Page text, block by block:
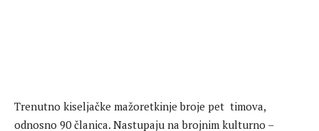
Trenutno kiseljačke mažoretkinje broje pet timova,
odnosno 90 članica. Nastupaju na brojnim kulturno –